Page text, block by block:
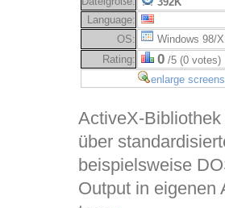
Language:
OS:
Windows 98/
Rating:
0/5 (0 votes)
enlarge
ActiveX-
über
beispielsweise
Output in eigenen